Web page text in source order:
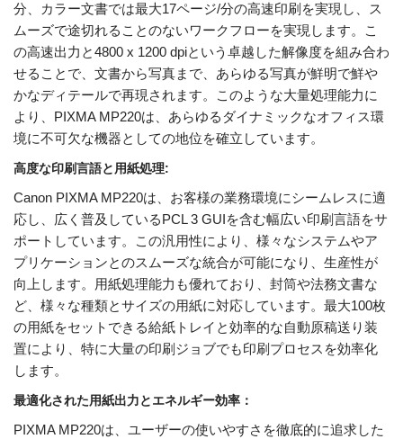
分、カラー文書では最大17ページ/分の高速印刷を実現し、ス
ムーズで途切れることのないワークフローを実現します。こ
の高速出力と4800 x 1200 dpiという卓越した解像度を組み合わ
せることで、文書から写真まで、あらゆる写真が鮮明で鮮や
かなディテールで再現されます。このような大量処理能力に
より、PIXMA MP220は、あらゆるダイナミックなオフィス環
境に不可欠な機器としての地位を確立しています。
高度な印刷言語と用紙処理:
Canon PIXMA MP220は、お客様の業務環境にシームレスに適
応し、広く普及しているPCL 3 GUIを含む幅広い印刷言語をサ
ポートしています。この汎用性により、様々なシステムやア
プリケーションとのスムーズな統合が可能になり、生産性が
向上します。用紙処理能力も優れており、封筒や法務文書な
ど、様々な種類とサイズの用紙に対応しています。最大100枚
の用紙をセットできる給紙トレイと効率的な自動原稿送り装
置により、特に大量の印刷ジョブでも印刷プロセスを効率化
します。
最適化された用紙出力とエネルギー効率：
PIXMA MP220は、ユーザーの使いやすさを徹底的に追求した